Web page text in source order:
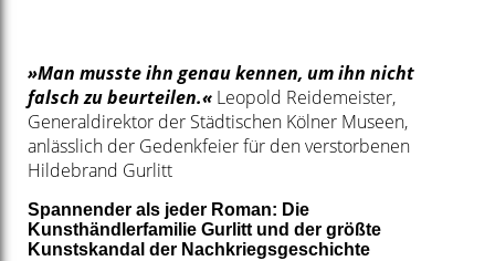
»Man musste ihn genau kennen, um ihn nicht
falsch zu beurteilen.« Leopold Reidemeister,
Generaldirektor der Städtischen Kölner Museen,
anlässlich der Gedenkfeier für den verstorbenen
Hildebrand Gurlitt
Spannender als jeder Roman: Die
Kunsthändlerfamilie Gurlitt und der größte
Kunstskandal der Nachkriegsgeschichte